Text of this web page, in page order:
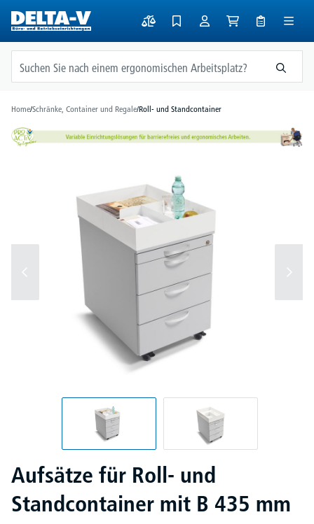
springen
Home/Schränke, Container und Regale/Roll- und Standcontainer
Aufsätze für Roll- und
Standcontainer mit B 435 mm